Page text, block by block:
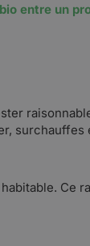
entre un
surchauffes
Ce